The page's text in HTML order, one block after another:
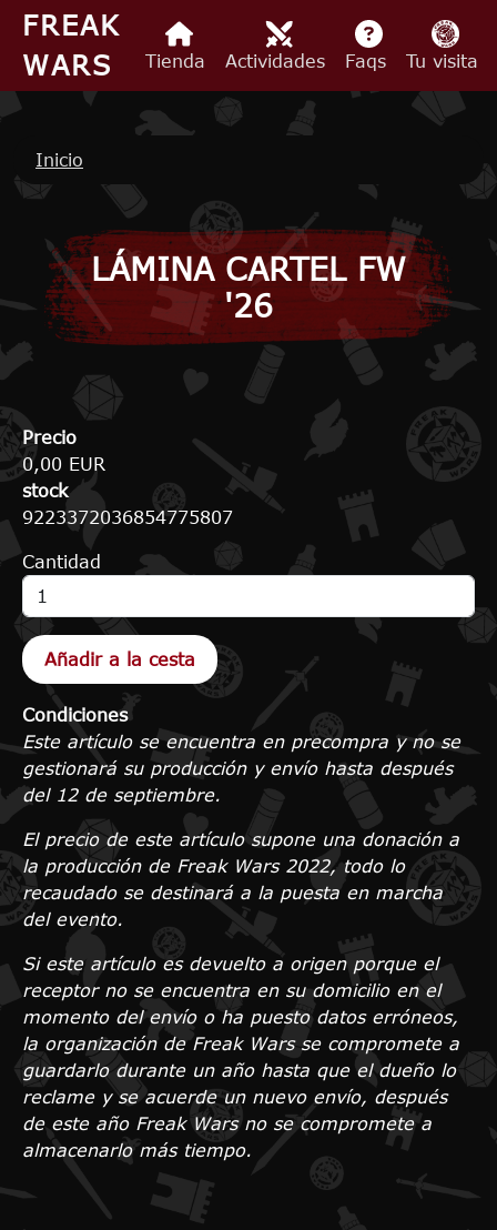
Pasar al contenido principal
FREAK
WARS
Tienda Actividades Faqs Tu visita
Ruta de navegación
Inicio
LÁMINA CARTEL FW
'26
Precio
0,00 EUR
stock
9223372036854775807
Cantidad
Condiciones
Este artículo se encuentra en precompra y no se
gestionará su producción y envío hasta después
del 12 de septiembre.
El precio de este artículo supone una donación a
la producción de Freak Wars 2022, todo lo
recaudado se destinará a la puesta en marcha
del evento.
Si este artículo es devuelto a origen porque el
receptor no se encuentra en su domicilio en el
momento del envío o ha puesto datos erróneos,
la organización de Freak Wars se compromete a
guardarlo durante un año hasta que el dueño lo
reclame y se acuerde un nuevo envío, después
de este año Freak Wars no se compromete a
almacenarlo más tiempo.